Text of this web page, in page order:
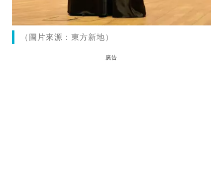
（圖片來源：東方新地）
廣告